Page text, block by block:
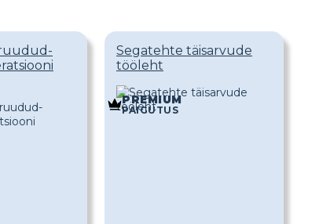
Segatehte täisarvude
tööleht
PREMIUM
PAIGUTUS